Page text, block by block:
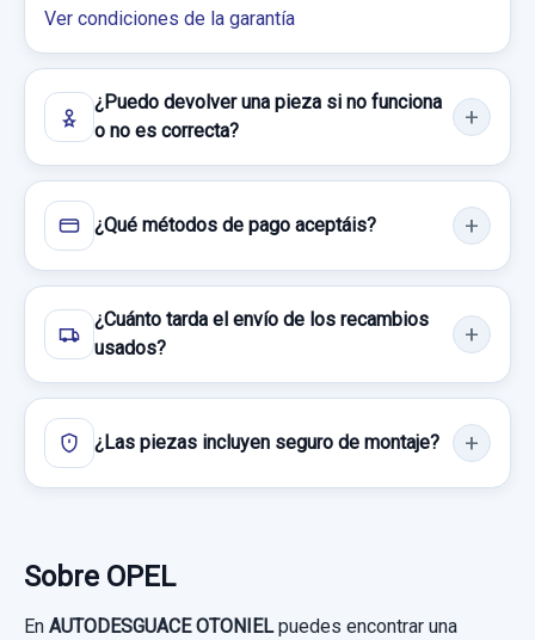
ELECTRICO 5P
ELEVALUNAS TRASERO DERECHO
13350763... usado.
OPEL ASTRA J LIM. COSMO
Ref:
Sin IVA, gastos de envío no incluidos.
MANDO LUCES 13268702 251507
OPEL ASTRA J LIM. COSMO
Garantía 1 año
15,00 €
Consultar por whatsapp
Ver condiciones de la garantía
¿Puedo devolver una pieza si no funciona
o no es correcta?
¿Qué métodos de pago aceptáis?
¿Cuánto tarda el envío de los recambios
usados?
¿Las piezas incluyen seguro de montaje?
Sobre OPEL
En AUTODESGUACE OTONIELpuedes encontrar una